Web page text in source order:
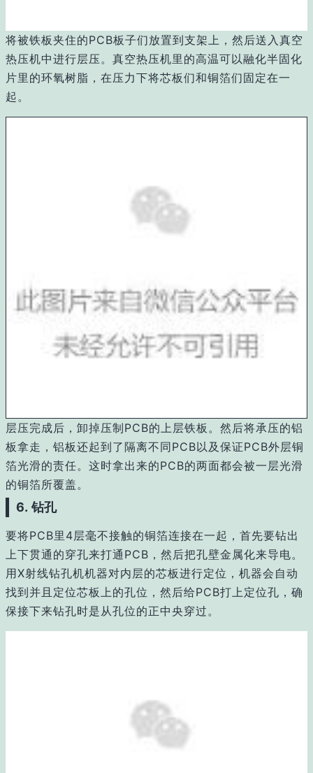
将被铁板夹住的PCB板子们放置到支架上，然后送入真空
热压机中进行层压。真空热压机里的高温可以融化半固化
片里的环氧树脂，在压力下将芯板们和铜箔们固定在一
起。
层压完成后，卸掉压制PCB的上层铁板。然后将承压的铝
板拿走，铝板还起到了隔离不同PCB以及保证PCB外层铜
箔光滑的责任。这时拿出来的PCB的两面都会被一层光滑
的铜箔所覆盖。
6. 钻孔
要将PCB里4层毫不接触的铜箔连接在一起，首先要钻出
上下贯通的穿孔来打通PCB，然后把孔壁金属化来导电。
用X射线钻孔机机器对内层的芯板进行定位，机器会自动
找到并且定位芯板上的孔位，然后给PCB打上定位孔，确
保接下来钻孔时是从孔位的正中央穿过。